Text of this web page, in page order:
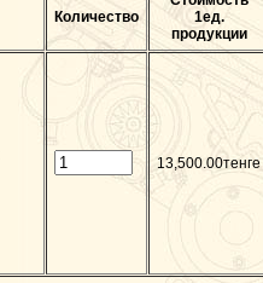
Количество
1ед.
продукции
13,500.00тенге